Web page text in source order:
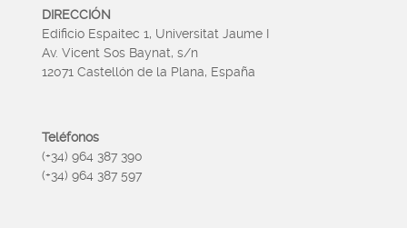
DIRECCIÓN
Edificio Espaitec 1, Universitat Jaume I
Av. Vicent Sos Baynat, s/n
12071 Castellón de la Plana, España
Teléfonos
(+34) 964 387 390
(+34) 964 387 597